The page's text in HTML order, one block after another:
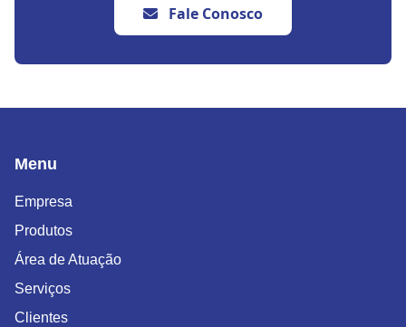
Fale Conosco
Menu
Empresa
Produtos
Área de Atuação
Serviços
Clientes